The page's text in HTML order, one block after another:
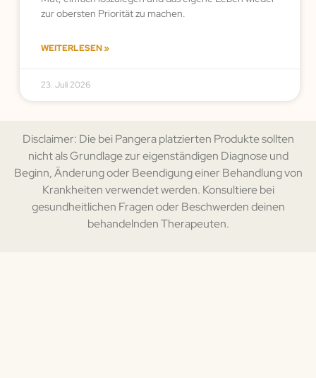
zur obersten Priorität zu machen.
WEITERLESEN »
23. Juli 2026
Disclaimer: Die bei Pangera platzierten Produkte sollten
nicht als Grundlage zur eigenständigen Diagnose und
Beginn, Änderung oder Beendigung einer Behandlung von
Krankheiten verwendet werden. Konsultiere bei
gesundheitlichen Fragen oder Beschwerden deinen
behandelnden Therapeuten.